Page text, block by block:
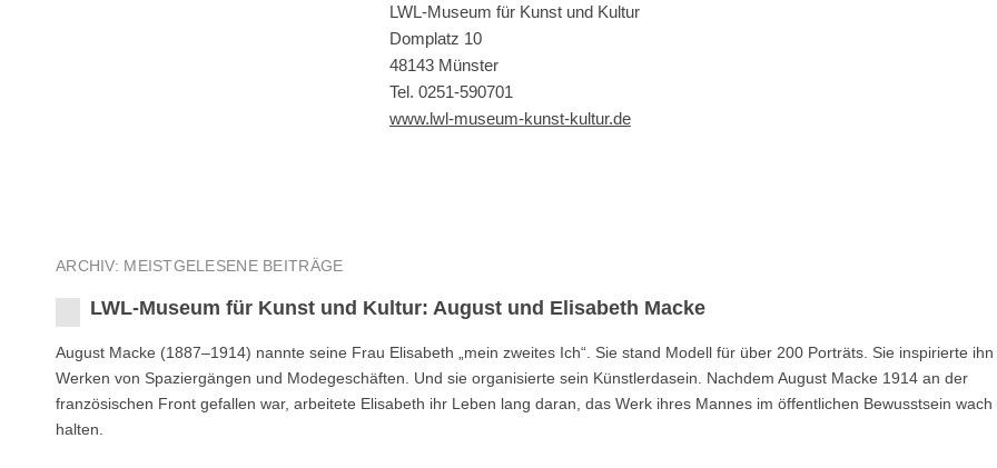
LWL-Museum für Kunst und Kultur
Domplatz 10
48143 Münster
Tel. 0251-590701
www.lwl-museum-kunst-kultur.de
ARCHIV: MEISTGELESENE BEITRÄGE
LWL-Museum für Kunst und Kultur: August und Elisabeth Macke
August Macke (1887–1914) nannte seine Frau Elisabeth „mein zweites Ich“. Sie stand Modell für über 200 Porträts. Sie inspirierte ihn
Werken von Spaziergängen und Modegeschäften. Und sie organisierte sein Künstlerdasein. Nachdem August Macke 1914 an der
französischen Front gefallen war, arbeitete Elisabeth ihr Leben lang daran, das Werk ihres Mannes im öffentlichen Bewusstsein wach
halten.